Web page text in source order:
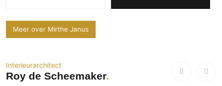
Meer over Mirthe Janus
Interieurarchitect
Roy de Scheemaker